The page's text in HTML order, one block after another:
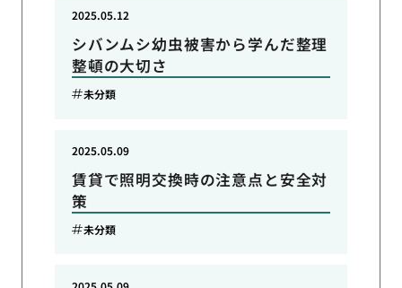
シバンムシ幼虫被害から学んだ整理
整頓の大切さ
2025.05.12
未分類
賃貸で照明交換時の注意点と安全対
策
2025.05.09
未分類